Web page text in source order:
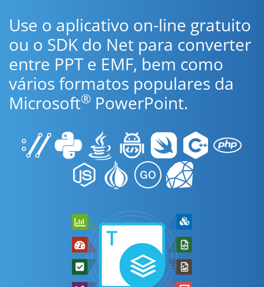
Use o aplicativo on-line gratuito
ou o SDK do Net para converter
entre PPT e EMF, bem como
vários formatos populares da
Microsoft® PowerPoint.